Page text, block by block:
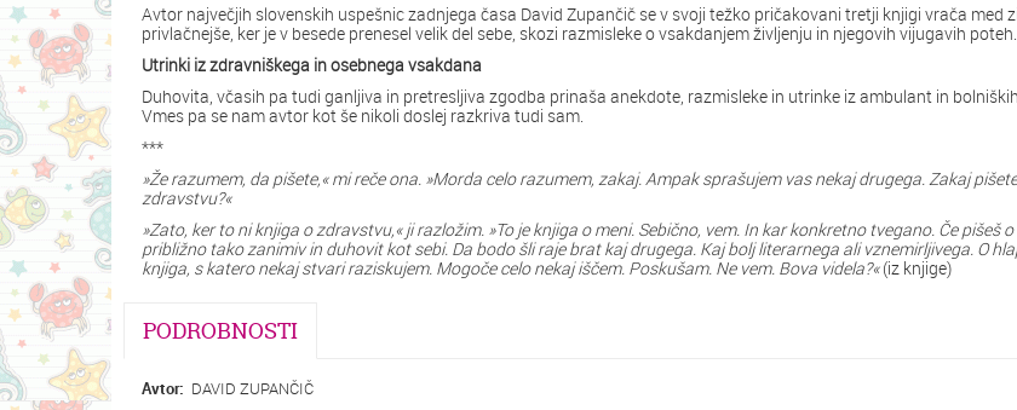
Avtor največjih slovenskih uspešnic zadnjega časa David Zupančič se v svoji težko pričakovani tretji knjigi vrača med
privlačnejše, ker je v besede prenesel velik del sebe, skozi razmisleke o vsakdanjem življenju in njegovih vijugavih poteh.
Utrinki iz zdravniškega in osebnega vsakdana
Duhovita, včasih pa tudi ganljiva in pretresljiva zgodba prinaša anekdote, razmisleke in utrinke iz ambulant in
Vmes pa se nam avtor kot še nikoli doslej razkriva tudi sam.
***
»Že razumem, da pišete,« mi reče ona. »Morda celo razumem, zakaj. Ampak sprašujem vas nekaj drugega. Zakaj
zdravstvu?«
»Zato, ker to ni knjiga o zdravstvu,« ji razložim. »To je knjiga o meni. Sebično, vem. In kar konkretno tvegano. Če
približno tako zanimiv in duhovit kot sebi. Da bodo šli raje brat kaj drugega. Kaj bolj literarnega ali vznemirljivega. O
knjiga, s katero nekaj stvari raziskujem. Mogoče celo nekaj iščem. Poskušam. Ne vem. Bova videla?«(iz knjige)
PODROBNOSTI
Avtor: DAVID ZUPANČIČ